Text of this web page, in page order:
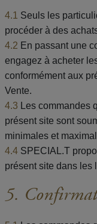
4.1 Seuls les
procéder à des
4.2 En passant une
engagez à acheter
conformément aux
Vente.
4.3 Les commandes
présent site sont
minimales et
4.4 SPECIAL.T
présent site dans les
5.